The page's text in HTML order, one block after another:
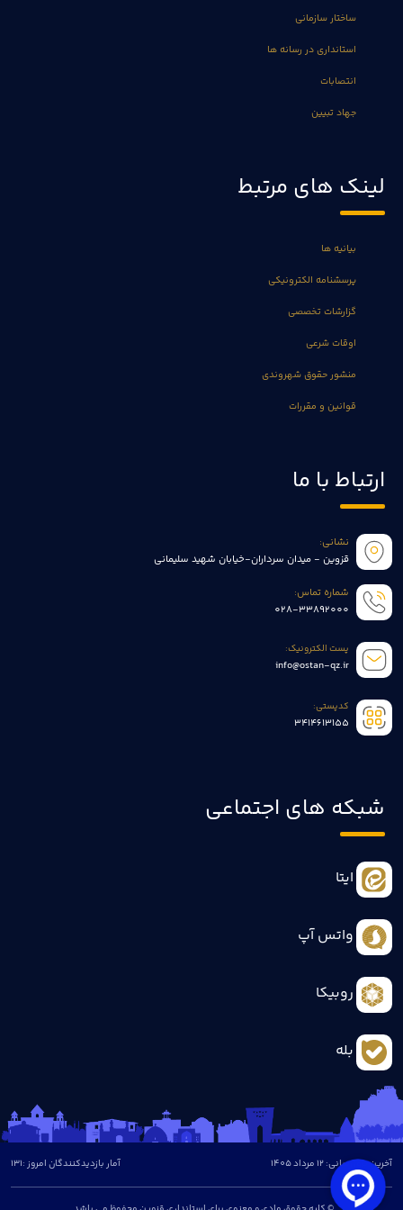
ساختار سازمانی
استانداری در رسانه ها
انتصابات
جهاد تبیین
لینک های مرتبط
بیانیه ها
پرسشنامه الکترونیکی
گزارشات تخصصی
اوقات شرعی
منشور حقوق شهروندی
قوانین و مقررات
ارتباط با ما
نشانی:
قزوین - میدان سرداران-خیابان شهید سلیمانی
شماره تماس:
028-33892000
پست الکترونیک:
info@ostan-qz.ir
کدپستی:
3414613155
شبکه های اجتماعی
ایتا
واتس آپ
روبیکا
بله
آخرین بروزرسانی: 12 مرداد 1405 آمار بازدیدکنندگان امروز :131